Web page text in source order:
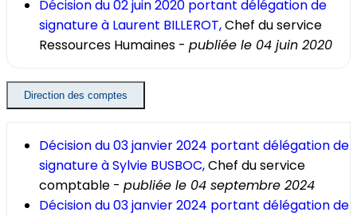
Décision du 02 juin 2020 portant délégation de
signature à Laurent BILLEROT,Chef du service
Ressources Humaines - publiée le 04 juin 2020
Direction des comptes
Décision du 03 janvier 2024 portant délégation de
signature à Sylvie BUSBOC,Chef du service
comptable - publiée le 04 septembre 2024
Décision du 03 janvier 2024 portant délégation de